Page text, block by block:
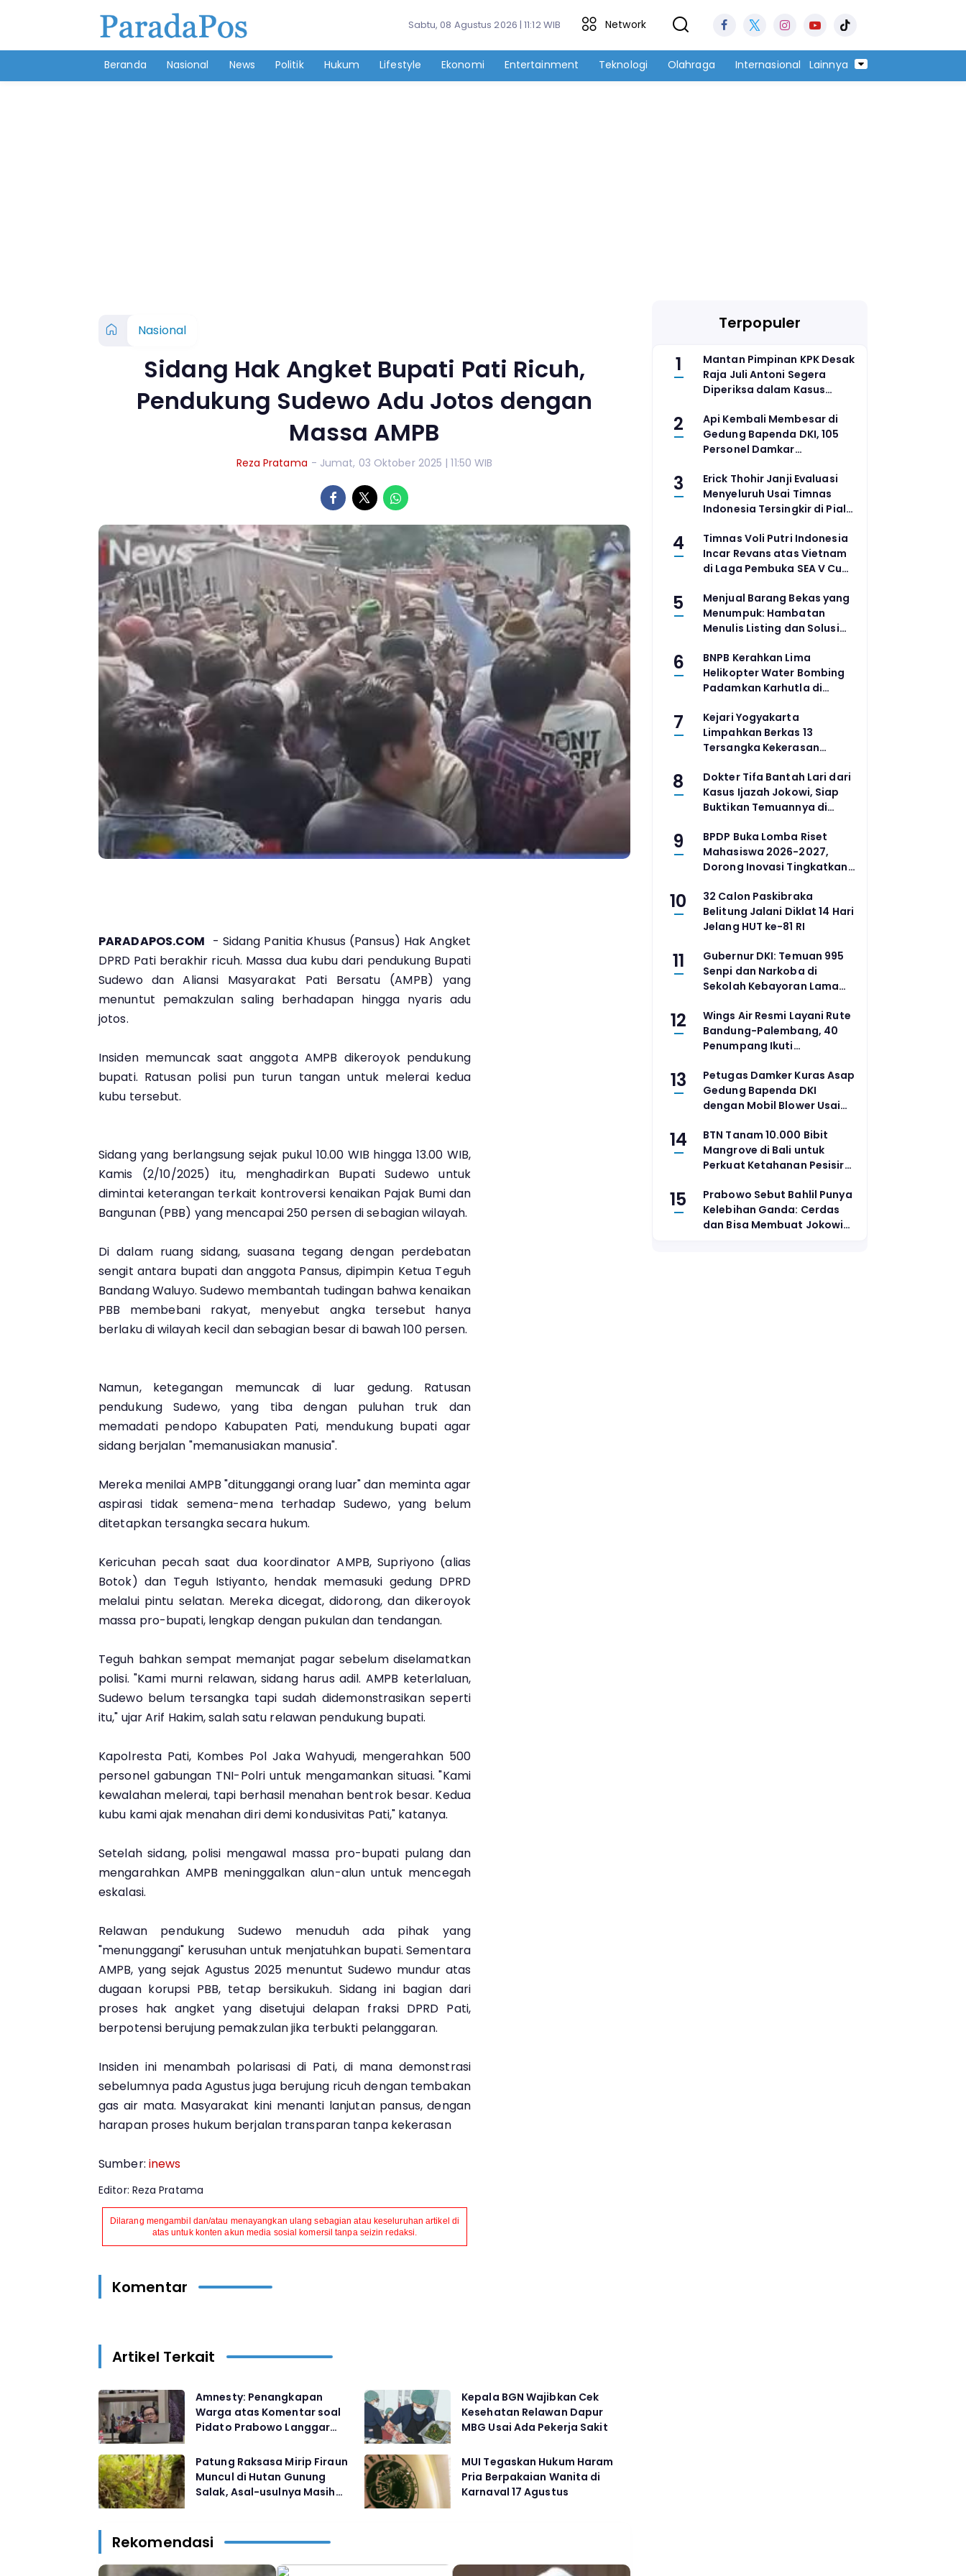
Sabtu, 08 Agustus 2026 | 11:12 WIB Network
Beranda Nasional News Politik Hukum Lifestyle Ekonomi Entertainment Teknologi Olahraga Internasional Lainnya
Nasional
Sidang Hak Angket Bupati Pati Ricuh,
Pendukung Sudewo Adu Jotos dengan
Massa AMPB
Reza Pratama - Jumat, 03 Oktober 2025 | 11:50 WIB
PARADAPOS.COM - Sidang Panitia Khusus (Pansus) Hak Angket
DPRD Pati berakhir ricuh. Massa dua kubu dari pendukung Bupati
Sudewo dan Aliansi Masyarakat Pati Bersatu (AMPB) yang
menuntut pemakzulan saling berhadapan hingga nyaris adu
jotos.
Insiden memuncak saat anggota AMPB dikeroyok pendukung
bupati. Ratusan polisi pun turun tangan untuk melerai kedua
kubu tersebut.
Sidang yang berlangsung sejak pukul 10.00 WIB hingga 13.00 WIB,
Kamis (2/10/2025) itu, menghadirkan Bupati Sudewo untuk
dimintai keterangan terkait kontroversi kenaikan Pajak Bumi dan
Bangunan (PBB) yang mencapai 250 persen di sebagian wilayah.
Di dalam ruang sidang, suasana tegang dengan perdebatan
sengit antara bupati dan anggota Pansus, dipimpin Ketua Teguh
Bandang Waluyo. Sudewo membantah tudingan bahwa kenaikan
PBB membebani rakyat, menyebut angka tersebut hanya
berlaku di wilayah kecil dan sebagian besar di bawah 100 persen.
Namun, ketegangan memuncak di luar gedung. Ratusan
pendukung Sudewo, yang tiba dengan puluhan truk dan
memadati pendopo Kabupaten Pati, mendukung bupati agar
sidang berjalan "memanusiakan manusia".
Mereka menilai AMPB "ditunggangi orang luar" dan meminta agar
aspirasi tidak semena-mena terhadap Sudewo, yang belum
ditetapkan tersangka secara hukum.
Kericuhan pecah saat dua koordinator AMPB, Supriyono (alias
Botok) dan Teguh Istiyanto, hendak memasuki gedung DPRD
melalui pintu selatan. Mereka dicegat, didorong, dan dikeroyok
massa pro-bupati, lengkap dengan pukulan dan tendangan.
Teguh bahkan sempat memanjat pagar sebelum diselamatkan
polisi. "Kami murni relawan, sidang harus adil. AMPB keterlaluan,
Sudewo belum tersangka tapi sudah didemonstrasikan seperti
itu," ujar Arif Hakim, salah satu relawan pendukung bupati.
Kapolresta Pati, Kombes Pol Jaka Wahyudi, mengerahkan 500
personel gabungan TNI-Polri untuk mengamankan situasi. "Kami
kewalahan melerai, tapi berhasil menahan bentrok besar. Kedua
kubu kami ajak menahan diri demi kondusivitas Pati," katanya.
Setelah sidang, polisi mengawal massa pro-bupati pulang dan
mengarahkan AMPB meninggalkan alun-alun untuk mencegah
eskalasi.
Relawan pendukung Sudewo menuduh ada pihak yang
"menunggangi" kerusuhan untuk menjatuhkan bupati. Sementara
AMPB, yang sejak Agustus 2025 menuntut Sudewo mundur atas
dugaan korupsi PBB, tetap bersikukuh. Sidang ini bagian dari
proses hak angket yang disetujui delapan fraksi DPRD Pati,
berpotensi berujung pemakzulan jika terbukti pelanggaran.
Insiden ini menambah polarisasi di Pati, di mana demonstrasi
sebelumnya pada Agustus juga berujung ricuh dengan tembakan
gas air mata. Masyarakat kini menanti lanjutan pansus, dengan
harapan proses hukum berjalan transparan tanpa kekerasan
Sumber: inews
Editor: Reza Pratama
Dilarang mengambil dan/atau menayangkan ulang sebagian atau keseluruhan artikel di
atas untuk konten akun media sosial komersil tanpa seizin redaksi.
Komentar
Artikel Terkait
Amnesty: Penangkapan
Warga atas Komentar soal
Pidato Prabowo Langgar
Kepala BGN Wajibkan Cek
Kesehatan Relawan Dapur
MBG Usai Ada Pekerja Sakit
Patung Raksasa Mirip Firaun
Muncul di Hutan Gunung
Salak, Asal-usulnya Masih
MUI Tegaskan Hukum Haram
Pria Berpakaian Wanita di
Karnaval 17 Agustus
Rekomendasi
Terpopuler
1
Mantan Pimpinan KPK Desak
Raja Juli Antoni Segera
Diperiksa dalam Kasus
Kehutanan
2
Api Kembali Membesar di
Gedung Bapenda DKI, 105
Personel Damkar
3
Erick Thohir Janji Evaluasi
Menyeluruh Usai Timnas
Indonesia Tersingkir di Piala
4
Timnas Voli Putri Indonesia
Incar Revans atas Vietnam
di Laga Pembuka SEA V Cup
5
Menjual Barang Bekas yang
Menumpuk: Hambatan
Menulis Listing dan Solusi
Menit Jadi 3 Menit
6
BNPB Kerahkan Lima
Helikopter Water Bombing
Padamkan Karhutla di
7
Kejari Yogyakarta
Limpahkan Berkas 13
Tersangka Kekerasan
8
Dokter Tifa Bantah Lari dari
Kasus Ijazah Jokowi, Siap
Buktikan Temuannya di
Agustus
9
BPDP Buka Lomba Riset
Mahasiswa 2026-2027,
Dorong Inovasi Tingkatkan
dan Kelapa Tanpa Perluas
Lahan
10
32 Calon Paskibraka
Belitung Jalani Diklat 14 Hari
Jelang HUT ke-81 RI
11
Gubernur DKI: Temuan 995
Senpi dan Narkoba di
Sekolah Kebayoran Lama
12
Wings Air Resmi Layani Rute
Bandung-Palembang, 40
Penumpang Ikuti
13
Petugas Damker Kuras Asap
Gedung Bapenda DKI
dengan Mobil Blower Usai
14
BTN Tanam 10.000 Bibit
Mangrove di Bali untuk
Perkuat Ketahanan Pesisir
Masyarakat
15
Prabowo Sebut Bahlil Punya
Kelebihan Ganda: Cerdas
dan Bisa Membuat Jokowi